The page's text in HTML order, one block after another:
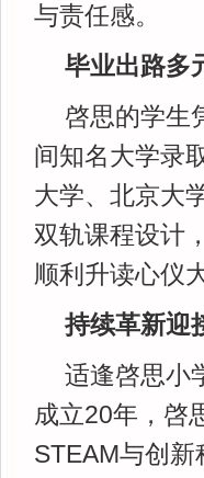
与责任感。
毕业出路多
啓思的学生
间知名大学录
大学、北京大
双轨课程设计
顺利升读心仪
持续革新迎
适逢啓思小
成立20年，啓
STEAM与创